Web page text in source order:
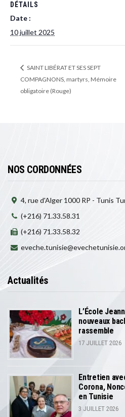
DÉTAILS
Date :
10 juillet 2025
SAINT LIBÉRAT ET SES SEPT
COMPAGNONS, martyrs, Mémoire
obligatoire (Rouge)
NOS CORDONNÉES
4, rue d'Alger 1000 RP - Tunis
(+216) 71.33.58.31
(+216) 71.33.58.32
Actualités
L’École
nouveaux
rassemble
17 JUILLET 2026
Entretien
Corona,
en Tunisie
3 JUILLET 2026